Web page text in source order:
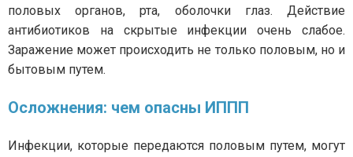
половых органов, рта, оболочки глаз. Действие
антибиотиков на скрытые инфекции очень слабое.
Заражение может происходить не только половым, но и
бытовым путем.
Осложнения: чем опасны ИППП
Инфекции, которые передаются половым путем, могут